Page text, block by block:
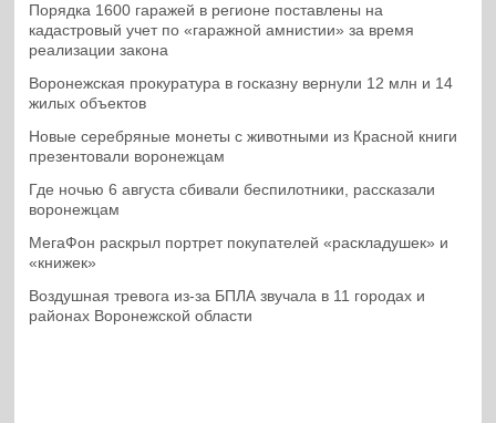
Порядка 1600 гаражей в регионе поставлены на
кадастровый учет по «гаражной амнистии» за время
реализации закона
Воронежская прокуратура в госказну вернули 12 млн и 14
жилых объектов
Новые серебряные монеты с животными из Красной книги
презентовали воронежцам
Где ночью 6 августа сбивали беспилотники, рассказали
воронежцам
МегаФон раскрыл портрет покупателей «раскладушек» и
«книжек»
Воздушная тревога из-за БПЛА звучала в 11 городах и
районах Воронежской области